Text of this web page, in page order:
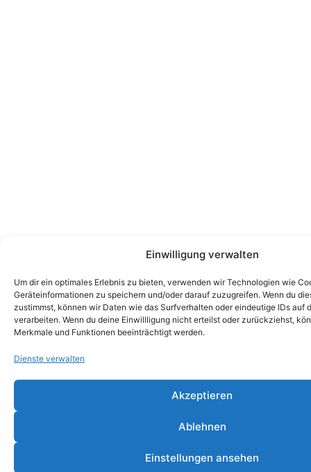
Einwilligung verwalten
Um dir ein optimales Erlebnis zu bieten, verwenden wir Technologien wie
Geräteinformationen zu speichern und/oder darauf zuzugreifen. Wenn du
zustimmst, können wir Daten wie das Surfverhalten oder eindeutige IDs auf
verarbeiten. Wenn du deine Einwillligung nicht erteilst oder zurückziehst,
Merkmale und Funktionen beeinträchtigt werden.
Dienste verwalten
Akzeptieren
Ablehnen
Einstellungen ansehen